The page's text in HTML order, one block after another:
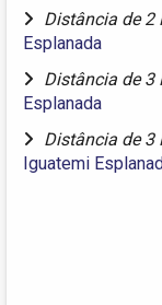
Distância de 2
Esplanada
Distância de 3
Esplanada
Distância de 3
Iguatemi